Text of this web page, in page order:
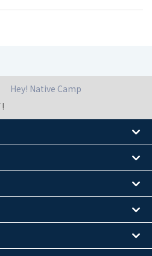
Hey! Native Camp